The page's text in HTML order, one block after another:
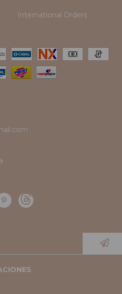
International Orders